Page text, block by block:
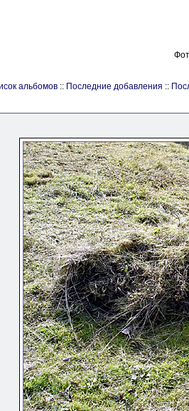
альбомов :: Последние добавления ::